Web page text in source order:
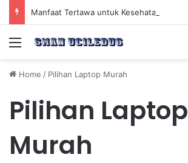
Menu
Home / Pilihan Laptop Murah
Pilihan Laptop
Murah